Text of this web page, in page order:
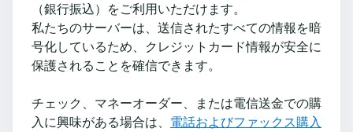
（銀行振込）をご利用いただけます。
私たちのサーバーは、送信されたすべての情報を暗
号化しているため、クレジットカード情報が安全に
保護されることを確信できます。
チェック、マネーオーダー、または電信送金での購
入に興味がある場合は、 電話およびファックス購入